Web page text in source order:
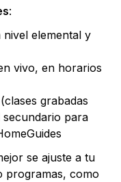
:
nivel elemental y
vivo, en horarios
(clases grabadas
para
se ajuste a tu
programas, como